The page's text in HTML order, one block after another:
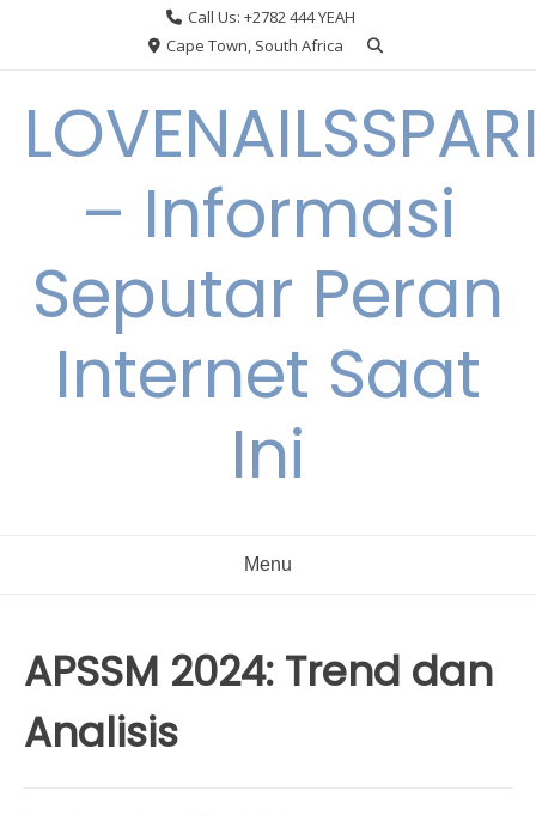
Call Us: +2782 444 YEAH
Cape Town, South Africa
– Informasi
Seputar Peran
Internet Saat
Ini
Menu
APSSM 2024: Trend dan
Analisis